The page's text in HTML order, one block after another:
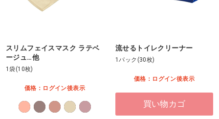
スリムフェイスマスク ラテベ
ージュ…他
1袋(10枚)
価格：ログイン後表示
流せるトイレクリーナー
1パック(30枚)
価格：ログイン後表示
買い物カゴ